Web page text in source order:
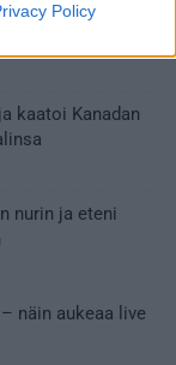
Policy
kaatoi Kanadan
nurin ja eteni
näin aukeaa live